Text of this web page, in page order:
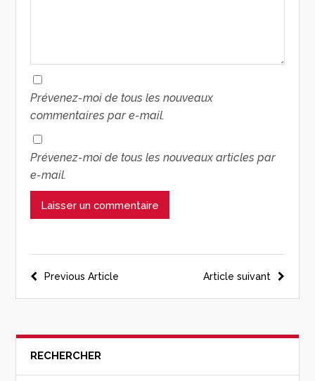
Prévenez-moi de tous les nouveaux
commentaires par e-mail.
Prévenez-moi de tous les nouveaux articles par
e-mail.
Article suivant
Previous Article
RECHERCHER